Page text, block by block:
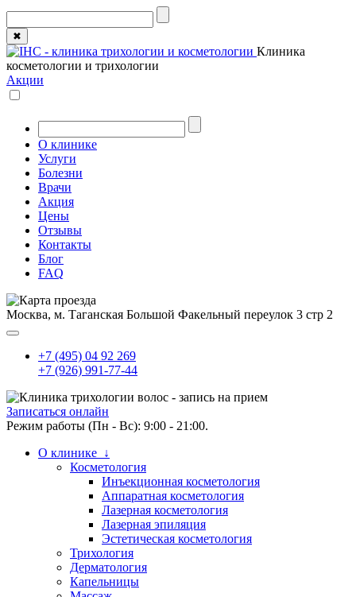
✖
Клиника
косметологии и трихологии
Акции
О клинике
Услуги
Болезни
Врачи
Акция
Цены
Отзывы
Контакты
Блог
FAQ
Москва, м. Таганская Большой Факельный переулок 3 стр 2
+7 (495) 04 92 269
+7 (926) 991-77-44
Записаться онлайн
Режим работы (Пн - Вс): 9:00 - 21:00.
О клинике ↓
Косметология
Инъекционная косметология
Аппаратная косметология
Лазерная косметология
Лазерная эпиляция
Эстетическая косметология
Трихология
Дерматология
Капельницы